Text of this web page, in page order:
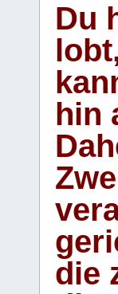
Du
hin
die